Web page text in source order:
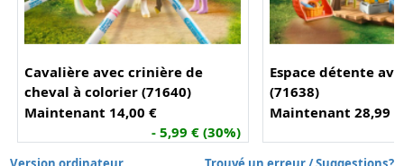
Cavalière avec crinière de
cheval à colorier (71640)
Maintenant 14,00 €
- 5,99 € (30%)
Espace détente
(71638)
Maintenant 28,99 €